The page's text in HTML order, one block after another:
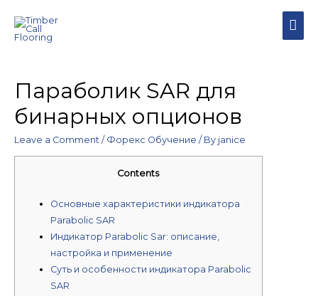
Параболик SAR для
бинарных опционов
Leave a Comment / Форекс Обучение / By janice
Contents
Основные характеристики индикатора
Parabolic SAR
Индикатор Parabolic Sar: описание,
настройка и применение
Суть и особенности индикатора Parabolic
SAR